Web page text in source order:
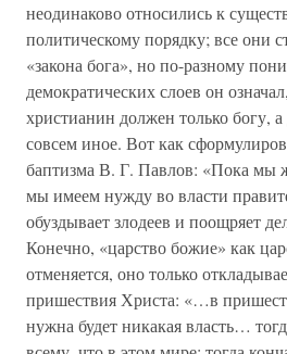
неодинаково относились к
политическому порядку; все они
«закона бога», но по-разному
демократических слоев он
христианин должен только богу,
совсем иное. Вот как
баптизма В. Г. Павлов: «Пока мы
мы имеем нужду во власти
обуздывает злодеев и поощряет
Конечно, «царство божие» как
отменяется, оно только
пришествия Христа: «…в
нужна будет никакая власть…